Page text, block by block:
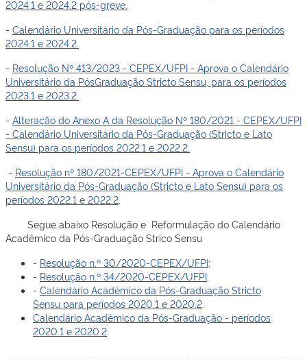
2024.1 e 2024.2 pós-greve.
- Calendário Universitário da Pós-Graduação para os períodos
2024.1 e 2024.2.
- Resolução Nº 413/2023 - CEPEX/UFPI - Aprova o Calendário
Universitário da PósGraduação Stricto Sensu, para os períodos
2023.1 e 2023.2.
- Alteração do Anexo A da Resolução Nº 180/2021 - CEPEX/UFPI
- Calendário Universitário da Pós-Graduação (Stricto e Lato
Sensu) para os períodos 2022.1 e 2022.2.
- Resolução nº 180/2021-CEPEX/UFPI - Aprova o Calendário
Universitário da Pós-Graduação (Stricto e Lato Sensu) para os
períodos 2022.1 e 2022.2
Segue abaixo Resolução e Reformulação do Calendário
Acadêmico da Pós-Graduação Strico Sensu
- Resolução n.º 30/2020-CEPEX/UFPI;
- Resolução n.º 34/2020-CEPEX/UFPI;
- Calendário Acadêmico da Pós-Graduação Stricto
Sensu para períodos 2020.1 e 2020.2
Calendário Acadêmico da Pós-Graduação - períodos
2020.1 e 2020.2